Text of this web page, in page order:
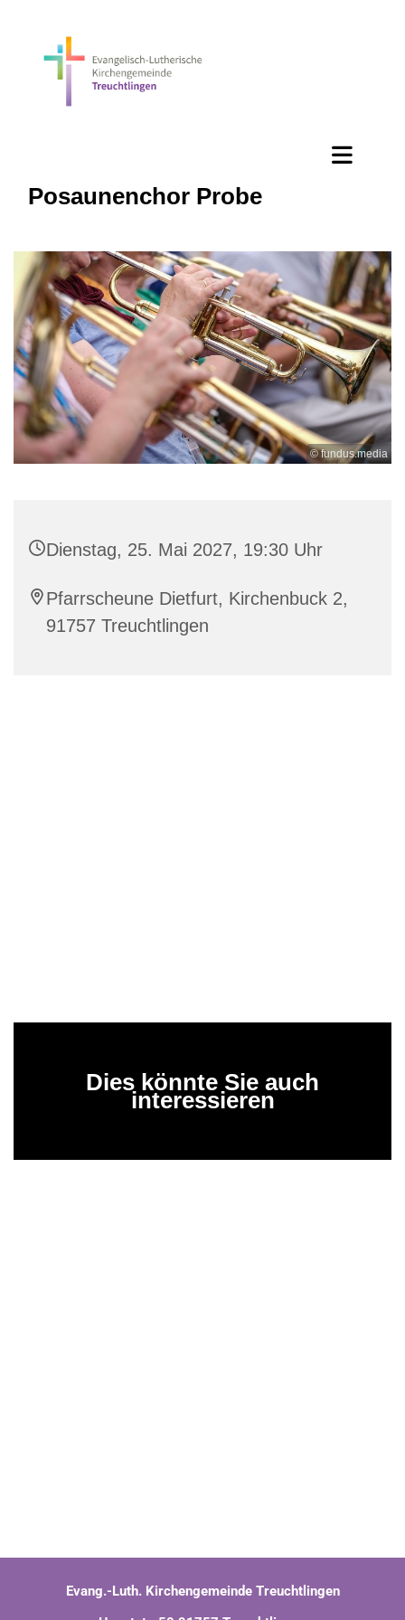
Posaunenchor Probe
© fundus.media
Dienstag, 25. Mai 2027, 19:30 Uhr
Pfarrscheune Dietfurt, Kirchenbuck 2,
91757 Treuchtlingen
Dies könnte Sie auch
interessieren
Evang.-Luth. Kirchengemeinde Treuchtlingen